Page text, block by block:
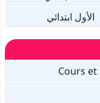
الأول ابتدائي